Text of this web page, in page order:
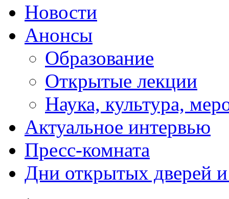
Новости
Анонсы
Образование
Открытые лекции
Наука, культура,
Актуальное интервью
Пресс-комната
Дни открытых дверей